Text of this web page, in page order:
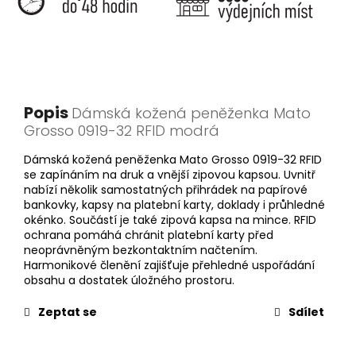
Popis Dámská kožená peněženka Mato
Grosso 0919-32 RFID modrá
Dámská kožená peněženka Mato Grosso 0919-32 RFID
se zapínáním na druk a vnější zipovou kapsou. Uvnitř
nabízí několik samostatných přihrádek na papírové
bankovky, kapsy na platební karty, doklady i průhledné
okénko. Součástí je také zipová kapsa na mince. RFID
ochrana pomáhá chránit platební karty před
neoprávněným bezkontaktním načtením.
Harmonikové členění zajišťuje přehledné uspořádání
obsahu a dostatek úložného prostoru.
Zeptat se
Sdílet